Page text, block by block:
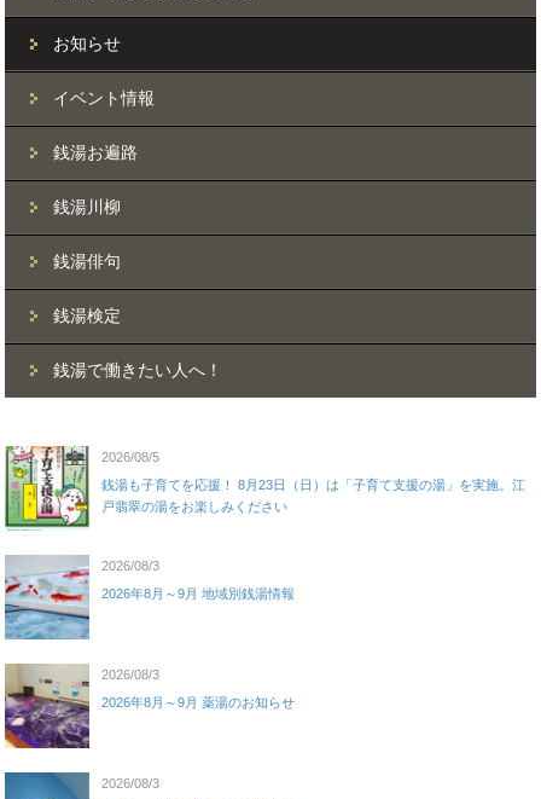
お知らせ
イベント情報
銭湯お遍路
銭湯川柳
銭湯俳句
銭湯検定
銭湯で働きたい人へ！
2026/08/5
銭湯も子育てを応援！ 8月23日（日）は「子育て支援の湯」を実施。江
戸翡翠の湯をお楽しみください
2026/08/3
2026年8月～9月 地域別銭湯情報
2026/08/3
2026年8月～9月 薬湯のお知らせ
2026/08/3